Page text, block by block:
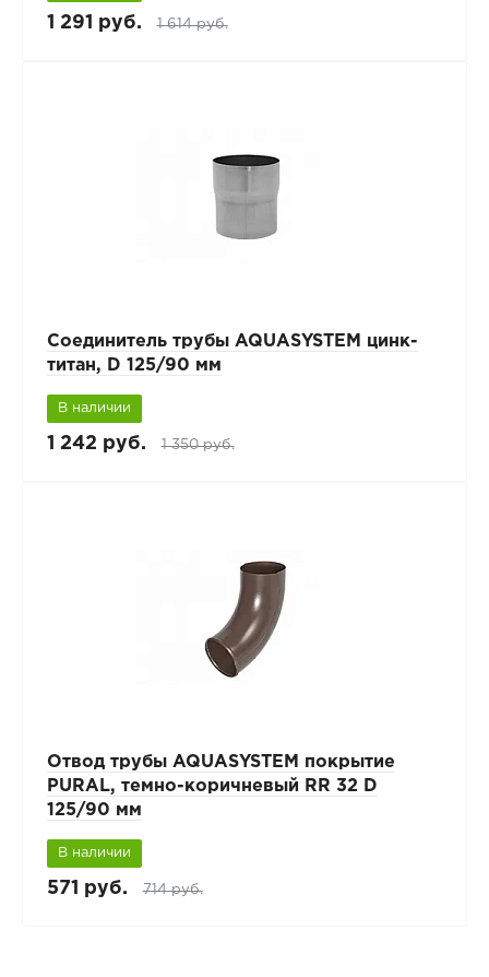
1 291 руб. 1 614 руб.
Соединитель трубы AQUASYSTEM цинк-
титан, D 125/90 мм
В наличии
1 242 руб. 1 350 руб.
Отвод трубы AQUASYSTEM покрытие
PURAL, темно-коричневый RR 32 D
125/90 мм
В наличии
571 руб. 714 руб.